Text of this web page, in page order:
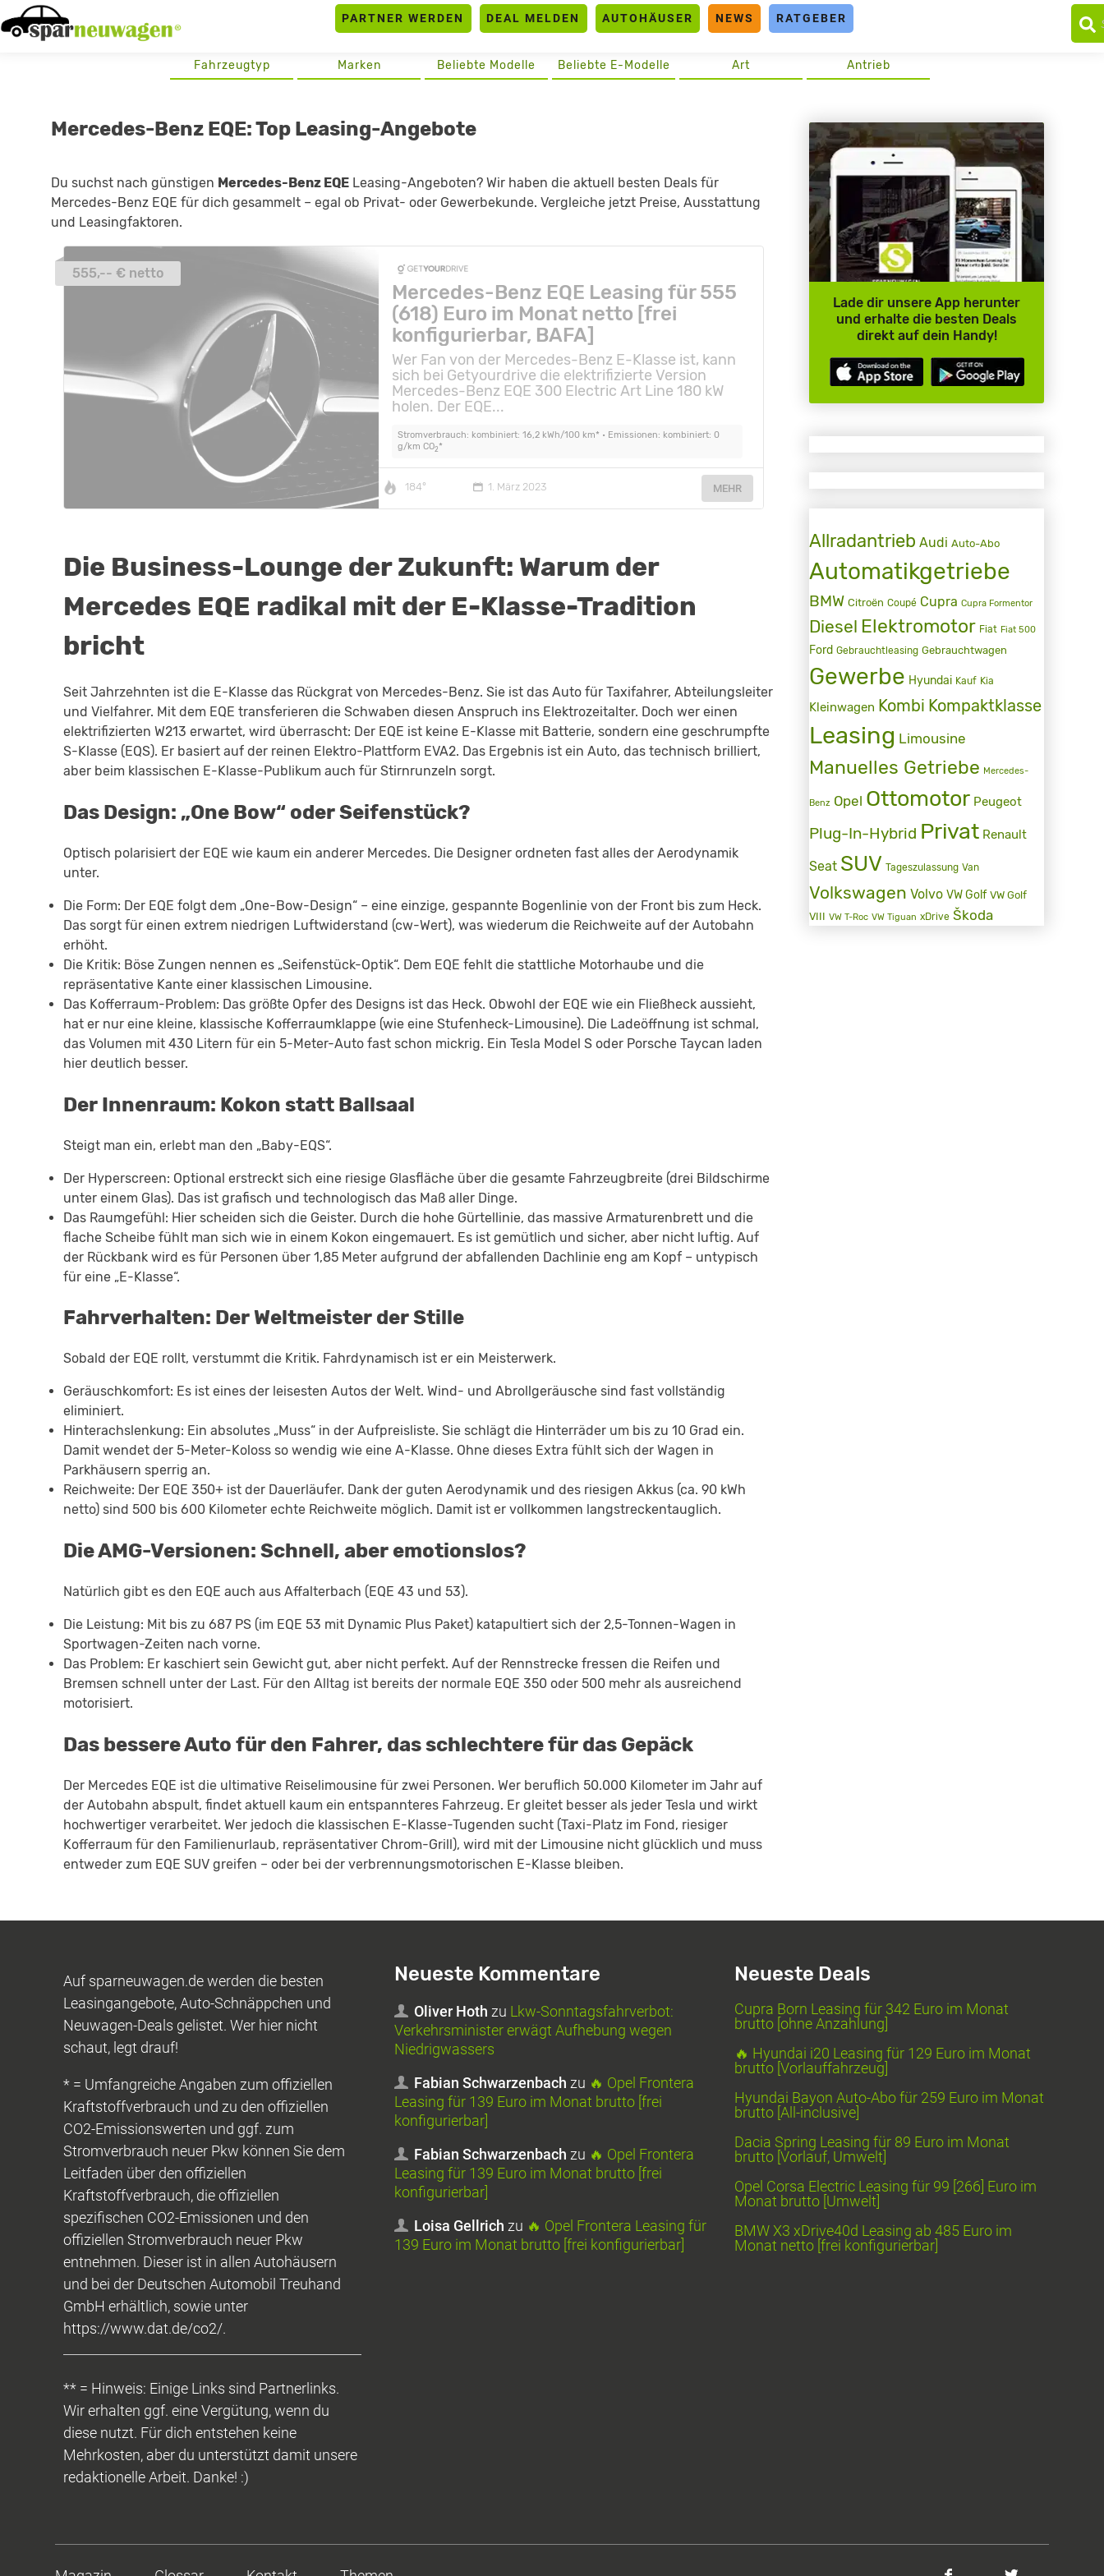
Skip
to
PARTNER WERDEN DEAL MELDEN AUTOHÄUSER NEWS RATGEBER
Antrieb
Art
Beliebte E-Modelle
Beliebte Modelle
Marken
Fahrzeugtyp
Mercedes-Benz EQE: Top Leasing-Angebote
Du suchst nach günstigen Mercedes-Benz EQE Leasing-Angeboten? Wir haben die aktuell besten Deals für
Mercedes-Benz EQE für dich gesammelt – egal ob Privat- oder Gewerbekunde. Vergleiche jetzt Preise, Ausstattung
und Leasingfaktoren.
Mercedes-Benz EQE Leasing für 555
(618) Euro im Monat netto [frei
konfigurierbar, BAFA]
Wer Fan von der Mercedes-Benz E-Klasse ist, kann
sich bei Getyourdrive die elektrifizierte Version
Mercedes-Benz EQE 300 Electric Art Line 180 kW
holen. Der EQE...
Stromverbrauch: kombiniert: 16,2 kWh/100 km* • Emissionen: kombiniert: 0
g/km CO2*
184° 1. März 2023 MEHR
555,-- € netto
Die Business-Lounge der Zukunft: Warum der
Mercedes EQE radikal mit der E-Klasse-Tradition
bricht
Seit Jahrzehnten ist die E-Klasse das Rückgrat von Mercedes-Benz. Sie ist das Auto für Taxifahrer, Abteilungsleiter
und Vielfahrer. Mit dem EQE transferieren die Schwaben diesen Anspruch ins Elektrozeitalter. Doch wer einen
elektrifizierten W213 erwartet, wird überrascht: Der EQE ist keine E-Klasse mit Batterie, sondern eine geschrumpfte
S-Klasse (EQS). Er basiert auf der reinen Elektro-Plattform EVA2. Das Ergebnis ist ein Auto, das technisch brilliert,
aber beim klassischen E-Klasse-Publikum auch für Stirnrunzeln sorgt.
Das Design: „One Bow“ oder Seifenstück?
Optisch polarisiert der EQE wie kaum ein anderer Mercedes. Die Designer ordneten fast alles der Aerodynamik
unter.
Die Form: Der EQE folgt dem „One-Bow-Design“ – eine einzige, gespannte Bogenlinie von der Front bis zum Heck.
Das sorgt für einen extrem niedrigen Luftwiderstand (cw-Wert), was wiederum die Reichweite auf der Autobahn
erhöht.
Die Kritik: Böse Zungen nennen es „Seifenstück-Optik“. Dem EQE fehlt die stattliche Motorhaube und die
repräsentative Kante einer klassischen Limousine.
Das Kofferraum-Problem: Das größte Opfer des Designs ist das Heck. Obwohl der EQE wie ein Fließheck aussieht,
hat er nur eine kleine, klassische Kofferraumklappe (wie eine Stufenheck-Limousine). Die Ladeöffnung ist schmal,
das Volumen mit 430 Litern für ein 5-Meter-Auto fast schon mickrig. Ein Tesla Model S oder Porsche Taycan laden
hier deutlich besser.
Der Innenraum: Kokon statt Ballsaal
Steigt man ein, erlebt man den „Baby-EQS“.
Der Hyperscreen: Optional erstreckt sich eine riesige Glasfläche über die gesamte Fahrzeugbreite (drei Bildschirme
unter einem Glas). Das ist grafisch und technologisch das Maß aller Dinge.
Das Raumgefühl: Hier scheiden sich die Geister. Durch die hohe Gürtellinie, das massive Armaturenbrett und die
flache Scheibe fühlt man sich wie in einem Kokon eingemauert. Es ist gemütlich und sicher, aber nicht luftig. Auf
der Rückbank wird es für Personen über 1,85 Meter aufgrund der abfallenden Dachlinie eng am Kopf – untypisch
für eine „E-Klasse“.
Fahrverhalten: Der Weltmeister der Stille
Sobald der EQE rollt, verstummt die Kritik. Fahrdynamisch ist er ein Meisterwerk.
Geräuschkomfort: Es ist eines der leisesten Autos der Welt. Wind- und Abrollgeräusche sind fast vollständig
eliminiert.
Hinterachslenkung: Ein absolutes „Muss“ in der Aufpreisliste. Sie schlägt die Hinterräder um bis zu 10 Grad ein.
Damit wendet der 5-Meter-Koloss so wendig wie eine A-Klasse. Ohne dieses Extra fühlt sich der Wagen in
Parkhäusern sperrig an.
Reichweite: Der EQE 350+ ist der Dauerläufer. Dank der guten Aerodynamik und des riesigen Akkus (ca. 90 kWh
netto) sind 500 bis 600 Kilometer echte Reichweite möglich. Damit ist er vollkommen langstreckentauglich.
Die AMG-Versionen: Schnell, aber emotionslos?
Natürlich gibt es den EQE auch aus Affalterbach (EQE 43 und 53).
Die Leistung: Mit bis zu 687 PS (im EQE 53 mit Dynamic Plus Paket) katapultiert sich der 2,5-Tonnen-Wagen in
Sportwagen-Zeiten nach vorne.
Das Problem: Er kaschiert sein Gewicht gut, aber nicht perfekt. Auf der Rennstrecke fressen die Reifen und
Bremsen schnell unter der Last. Für den Alltag ist bereits der normale EQE 350 oder 500 mehr als ausreichend
motorisiert.
Das bessere Auto für den Fahrer, das schlechtere für das Gepäck
Der Mercedes EQE ist die ultimative Reiselimousine für zwei Personen. Wer beruflich 50.000 Kilometer im Jahr auf
der Autobahn abspult, findet aktuell kaum ein entspannteres Fahrzeug. Er gleitet besser als jeder Tesla und wirkt
hochwertiger verarbeitet. Wer jedoch die klassischen E-Klasse-Tugenden sucht (Taxi-Platz im Fond, riesiger
Kofferraum für den Familienurlaub, repräsentativer Chrom-Grill), wird mit der Limousine nicht glücklich und muss
entweder zum EQE SUV greifen – oder bei der verbrennungsmotorischen E-Klasse bleiben.
Lade dir unsere App herunter
und erhalte die besten Deals
direkt auf dein Handy!
Allradantrieb Audi Auto-Abo
Automatikgetriebe
BMW Citroën Coupé Cupra Cupra Formentor
Diesel Elektromotor Fiat Fiat 500
Ford Gebrauchtleasing Gebrauchtwagen
Gewerbe Hyundai Kauf Kia
Kleinwagen Kombi Kompaktklasse
Leasing Limousine
Manuelles Getriebe Mercedes-
Benz Opel Ottomotor Peugeot
Plug-In-Hybrid Privat Renault
Seat SUV Tageszulassung Van
Volkswagen Volvo VW Golf VW Golf
VIII VW T-Roc VW Tiguan xDrive Škoda
Auf sparneuwagen.de werden die besten
Leasingangebote, Auto-Schnäppchen und
Neuwagen-Deals gelistet. Wer hier nicht
schaut, legt drauf!
* = Umfangreiche Angaben zum offiziellen
Kraftstoffverbrauch und zu den offiziellen
CO2-Emissionswerten und ggf. zum
Stromverbrauch neuer Pkw können Sie dem
Leitfaden über den offiziellen
Kraftstoffverbrauch, die offiziellen
spezifischen CO2-Emissionen und den
offiziellen Stromverbrauch neuer Pkw
entnehmen. Dieser ist in allen Autohäusern
und bei der Deutschen Automobil Treuhand
GmbH erhältlich, sowie unter
https://www.dat.de/co2/.
** = Hinweis: Einige Links sind Partnerlinks.
Wir erhalten ggf. eine Vergütung, wenn du
diese nutzt. Für dich entstehen keine
Mehrkosten, aber du unterstützt damit unsere
redaktionelle Arbeit. Danke! :)
Neueste Kommentare
Oliver Hoth zu Lkw-Sonntagsfahrverbot:
Verkehrsminister erwägt Aufhebung wegen
Niedrigwassers
Fabian Schwarzenbach zu 🔥 Opel Frontera
Leasing für 139 Euro im Monat brutto [frei
konfigurierbar]
Fabian Schwarzenbach zu 🔥 Opel Frontera
Leasing für 139 Euro im Monat brutto [frei
konfigurierbar]
Loisa Gellrich zu 🔥 Opel Frontera Leasing für
139 Euro im Monat brutto [frei konfigurierbar]
Neueste Deals
Cupra Born Leasing für 342 Euro im Monat
brutto [ohne Anzahlung]
🔥 Hyundai i20 Leasing für 129 Euro im Monat
brutto [Vorlauffahrzeug]
Hyundai Bayon Auto-Abo für 259 Euro im Monat
brutto [All-inclusive]
Dacia Spring Leasing für 89 Euro im Monat
brutto [Vorlauf, Umwelt]
Opel Corsa Electric Leasing für 99 [266] Euro im
Monat brutto [Umwelt]
BMW X3 xDrive40d Leasing ab 485 Euro im
Monat netto [frei konfigurierbar]